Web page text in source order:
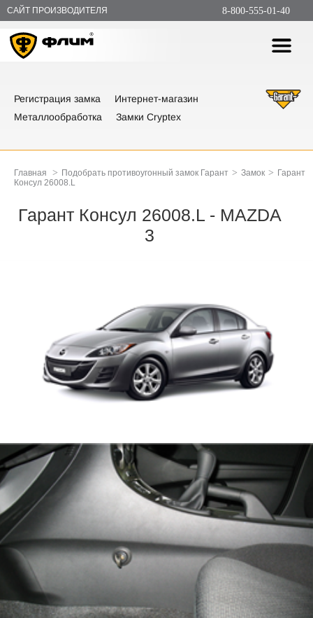
САЙТ ПРОИЗВОДИТЕЛЯ 8-800-555-01-40
Регистрация замка
Интернет-магазин
Металлообработка
Замки Cryptex
Главная > Подобрать противоугонный замок Гарант > Замок > Гарант
Консул 26008.L
Гарант Консул 26008.L - MAZDA
3